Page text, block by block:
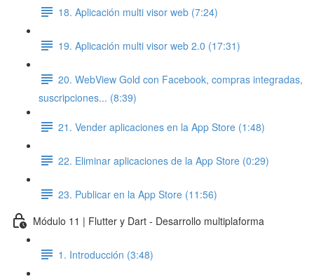
18. Aplicación multi visor web (7:24)
19. Aplicación multi visor web 2.0 (17:31)
20. WebView Gold con Facebook, compras integradas,
suscripciones... (8:39)
21. Vender aplicaciones en la App Store (1:48)
22. Eliminar aplicaciones de la App Store (0:29)
23. Publicar en la App Store (11:56)
Módulo 11 | Flutter y Dart - Desarrollo multiplaforma
1. Introducción (3:48)